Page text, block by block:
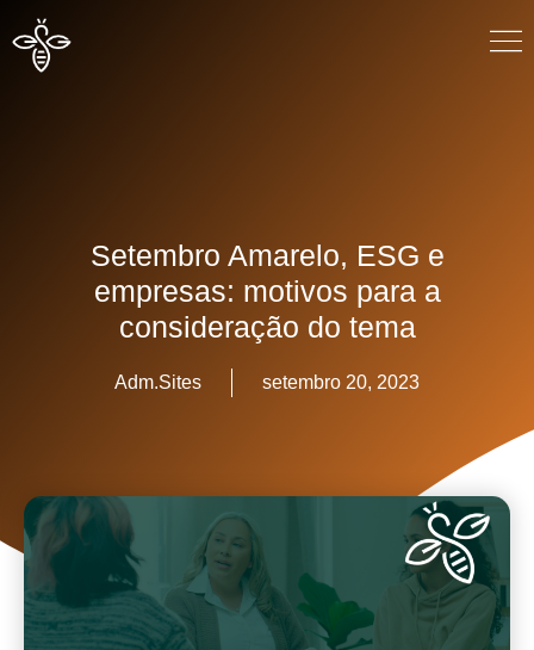
Setembro Amarelo, ESG e
empresas: motivos para a
consideração do tema
Adm.Sites setembro 20, 2023